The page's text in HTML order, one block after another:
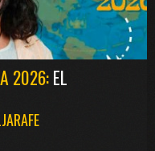
2026:EL